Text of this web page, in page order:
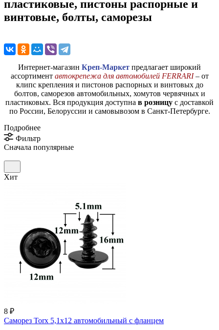
пластиковые, пистоны распорные и
винтовые, болты, саморезы
Интернет-магазин Креп-Маркет предлагает широкий
ассортимент автокрепежа для автомобилей FERRARI– от
клипс крепления и пистонов распорных и винтовых до
болтов, саморезов автомобильных, хомутов червячных и
пластиковых. Вся продукция доступна в розницу с доставкой
по России, Белоруссии и самовывозом в Санкт-Петербурге.
Подробнее
Фильтр
Сначала популярные
Хит
8 ₽
Саморез Torx 5,1х12 автомобильный с фланцем